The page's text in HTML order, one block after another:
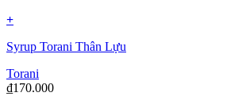
+
Syrup Torani Thân Lựu
Torani
₫170.000